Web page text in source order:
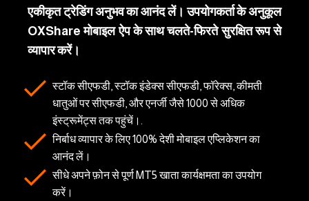
एकीकृत ट्रेडिंग अनुभव का आनंद लें। उपयोगकर्ता के अनुकूल
OXShare मोबाइल ऐप के साथ चलते-फिरते सुरक्षित रूप से
व्यापार करें।
स्टॉक सीएफडी, स्टॉक इंडेक्स सीएफडी, फॉरेक्स, कीमती
धातुओं पर सीएफडी, और एनर्जी जैसे 1000 से अधिक
इंस्ट्रूमेंट्स तक पहुंचें।.
निर्बाध व्यापार के लिए 100% देशी मोबाइल एप्लिकेशन का
आनंद लें।
सीधे अपने फ़ोन से पूर्ण MT5 खाता कार्यक्षमता का उपयोग
करें।